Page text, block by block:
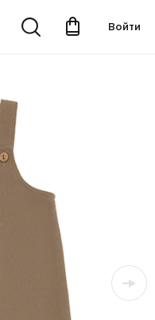
Войти